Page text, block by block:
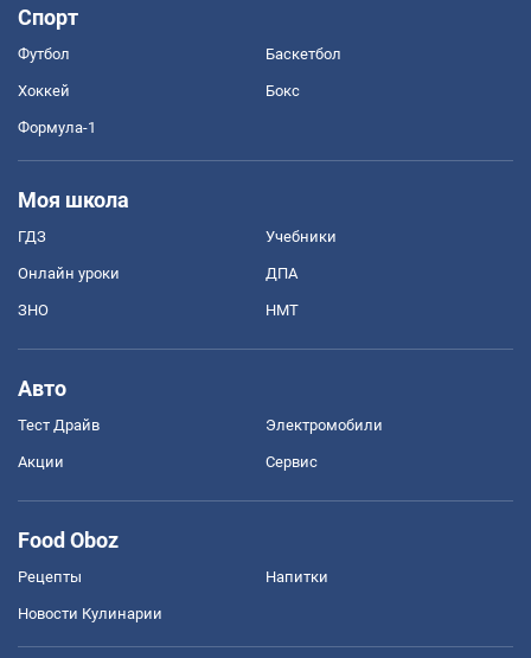
Спорт
Футбол Баскетбол
Хоккей Бокс
Формула-1
Моя школа
ГДЗ Учебники
Онлайн уроки ДПА
ЗНО НМТ
Авто
Тест Драйв Электромобили
Акции Сервис
Food Oboz
Рецепты Напитки
Новости Кулинарии